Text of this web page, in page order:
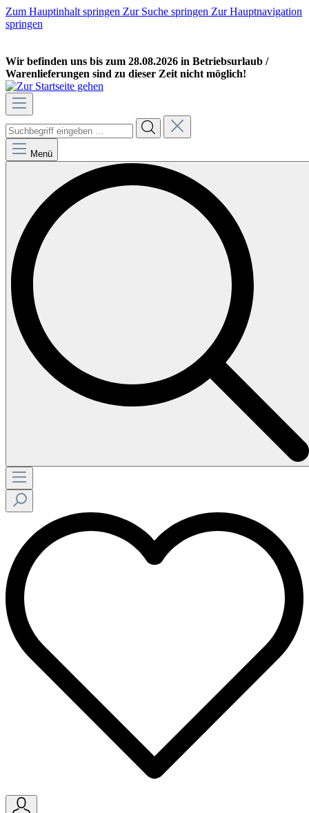
Zum Hauptinhalt springen Zur Suche springen Zur Hauptnavigation
springen
Wir befinden uns bis zum 28.08.2026 in Betriebsurlaub /
Warenlieferungen sind zu dieser Zeit nicht möglich!
Menü